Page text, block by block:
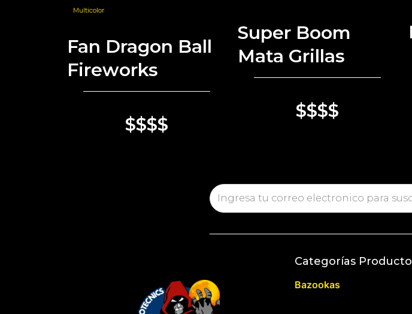
Multicolor
Fan Dragon Ball
Fireworks
$$$$
Super Boom
Mata Grillas
$$$$
Categorías
Bazookas